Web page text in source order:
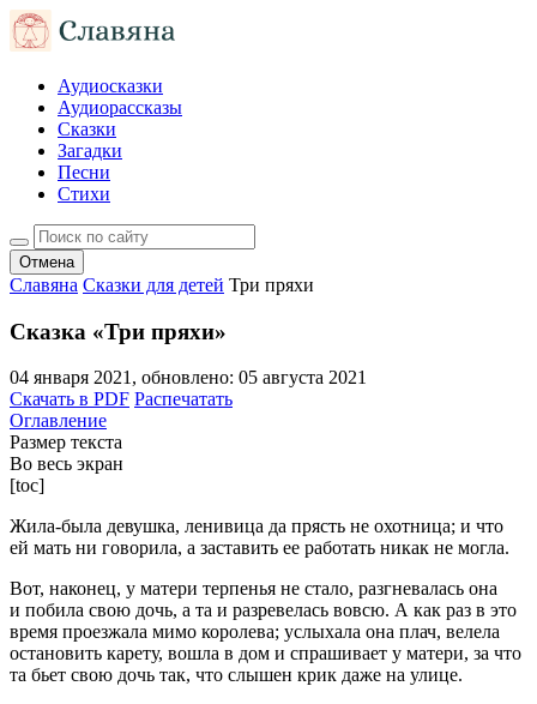
Аудиосказки
Аудиорассказы
Сказки
Загадки
Песни
Стихи
Отмена
Славяна Сказки для детей Три пряхи
Сказка «Три пряхи»
04 января 2021, обновлено: 05 августа 2021
Скачать в PDF Распечатать
Оглавление
Размер текста
Во весь экран
[toc]
Жила-была девушка, ленивица да прясть не охотница; и что
ей мать ни говорила, а заставить ее работать никак не могла.
Вот, наконец, у матери терпенья не стало, разгневалась она
и побила свою дочь, а та и разревелась вовсю. А как раз в это
время проезжала мимо королева; услыхала она плач, велела
остановить карету, вошла в дом и спрашивает у матери, за что
та бьет свою дочь так, что слышен крик даже на улице.